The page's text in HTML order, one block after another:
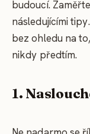
budoucí.
následujícími
bez ohledu na
nikdy předtím.
1.